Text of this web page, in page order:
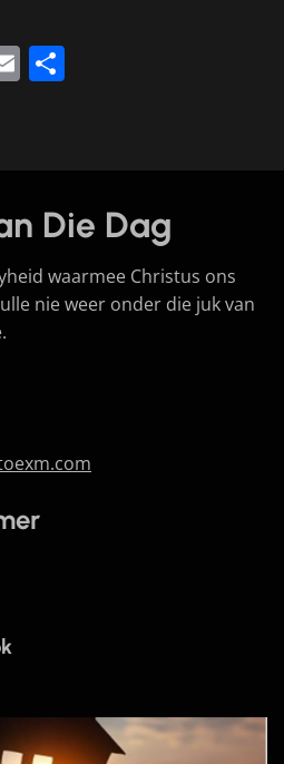
Email
Die Dag
waarmee Christus ons
nie weer onder die juk van